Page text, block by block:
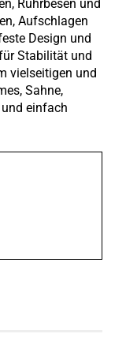
Rührbesen und
Aufschlagen
Design und
Stabilität und
vielseitigen und
Sahne,
einfach